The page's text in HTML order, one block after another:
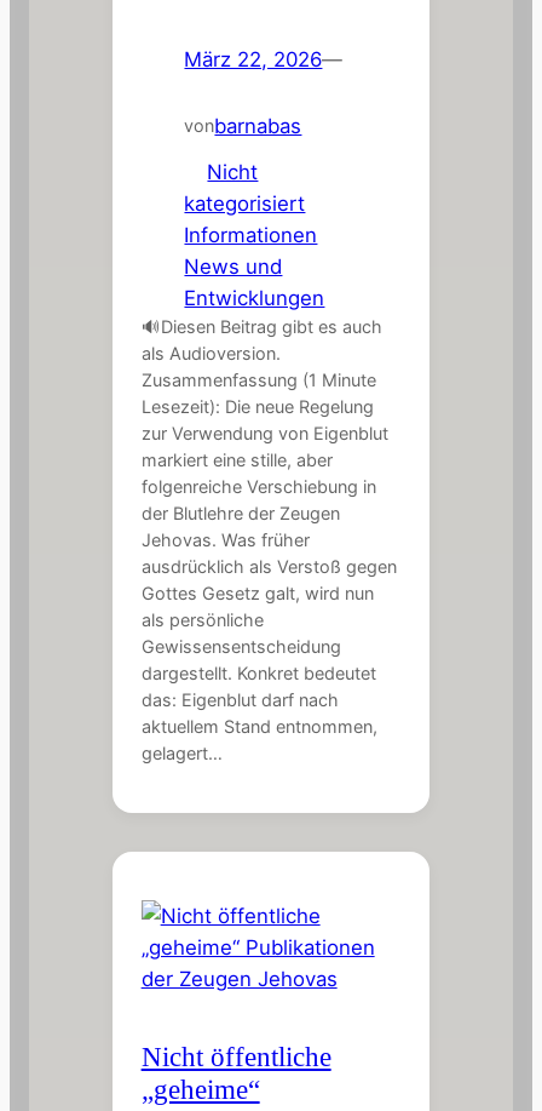
März 22, 2026—
vonbarnabas
Nicht
kategorisiert
Informationen
News und
Entwicklungen
🔊Diesen Beitrag gibt es auch
als Audioversion.
Zusammenfassung (1 Minute
Lesezeit): Die neue Regelung
zur Verwendung von Eigenblut
markiert eine stille, aber
folgenreiche Verschiebung in
der Blutlehre der Zeugen
Jehovas. Was früher
ausdrücklich als Verstoß gegen
Gottes Gesetz galt, wird nun
als persönliche
Gewissensentscheidung
dargestellt. Konkret bedeutet
das: Eigenblut darf nach
aktuellem Stand entnommen,
gelagert…
Nicht öffentliche
„geheime“